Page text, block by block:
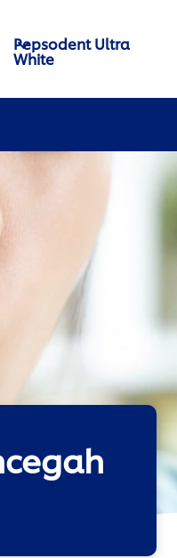
Pepsodent Ultra
White